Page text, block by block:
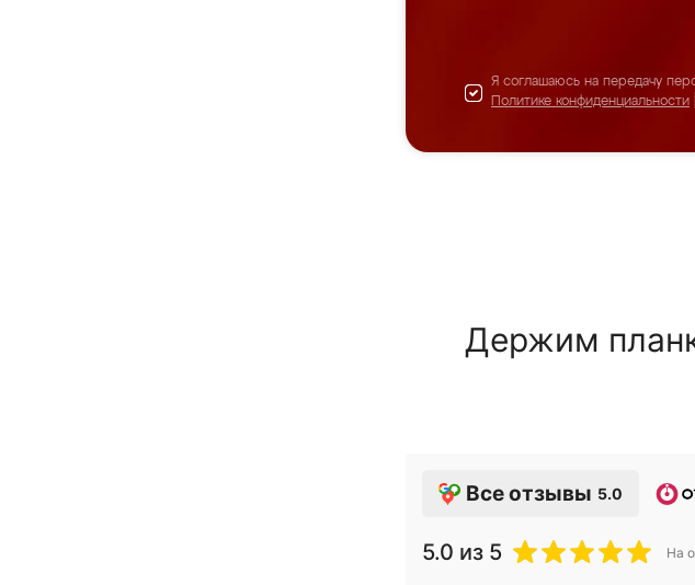
Я соглашаюсь на передачу
Политике конфиденциальности
Держим
Все отзывы 5.0
5.0 из 5 На